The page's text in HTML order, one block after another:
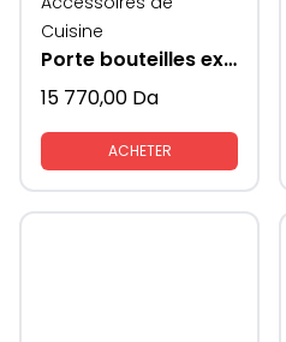
Cuisine
Porte bouteilles extractible
15 770,00 Da
ACHETER